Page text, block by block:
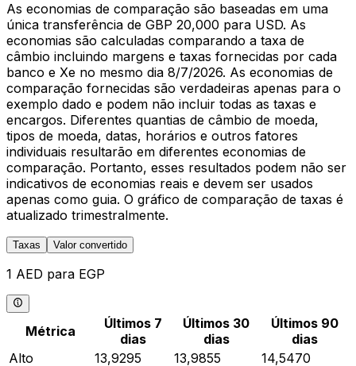
As economias de comparação são baseadas em uma
única transferência de GBP 20,000 para USD. As
economias são calculadas comparando a taxa de
câmbio incluindo margens e taxas fornecidas por cada
banco e Xe no mesmo dia 8/7/2026. As economias de
comparação fornecidas são verdadeiras apenas para o
exemplo dado e podem não incluir todas as taxas e
encargos. Diferentes quantias de câmbio de moeda,
tipos de moeda, datas, horários e outros fatores
individuais resultarão em diferentes economias de
comparação. Portanto, esses resultados podem não ser
indicativos de economias reais e devem ser usados
apenas como guia. O gráfico de comparação de taxas é
atualizado trimestralmente.
Taxas Valor convertido
1 AED para EGP
Métrica
Últimos 7
dias
Últimos 30
dias
Últimos 90
dias
Alto
13,9295 13,9855
14,5470